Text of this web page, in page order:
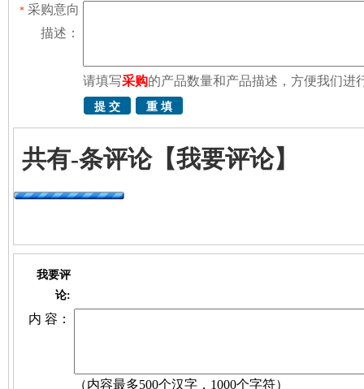
* 采购意向
描述：
请填写采购的产品数量和产品描述，方便我们进
共有-条评论【我要评论】
我要评
论:
内 容：
（内容最多500个汉字，1000个字符）